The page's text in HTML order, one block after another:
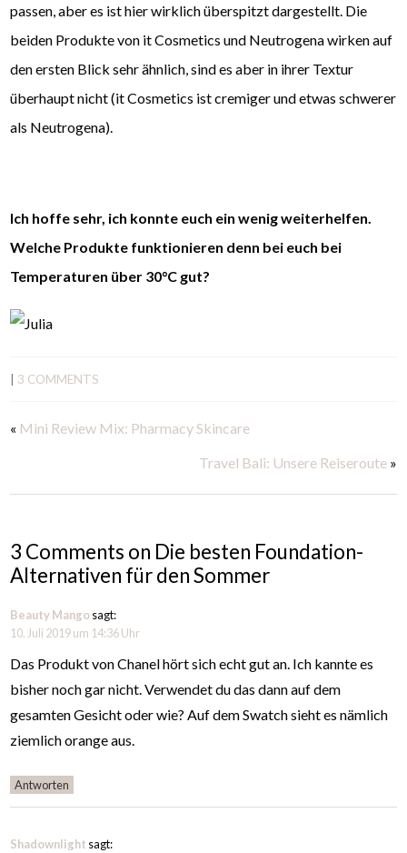
passen, aber es ist hier wirklich überspitzt dargestellt. Die
beiden Produkte von it Cosmetics und Neutrogena wirken auf
den ersten Blick sehr ähnlich, sind es aber in ihrer Textur
überhaupt nicht (it Cosmetics ist cremiger und etwas schwerer
als Neutrogena).
Ich hoffe sehr, ich konnte euch ein wenig weiterhelfen.
Welche Produkte funktionieren denn bei euch bei
Temperaturen über 30°C gut?
3 COMMENTS
« Mini Review Mix: Pharmacy Skincare
Travel Bali: Unsere Reiseroute»
3 Comments on Die besten Foundation-
Alternativen für den Sommer
Beauty Mangosagt:
10. Juli 2019 um 14:36 Uhr
Das Produkt von Chanel hört sich echt gut an. Ich kannte es
bisher noch gar nicht. Verwendet du das dann auf dem
gesamten Gesicht oder wie? Auf dem Swatch sieht es nämlich
ziemlich orange aus.
Antworten
Shadownlight sagt: